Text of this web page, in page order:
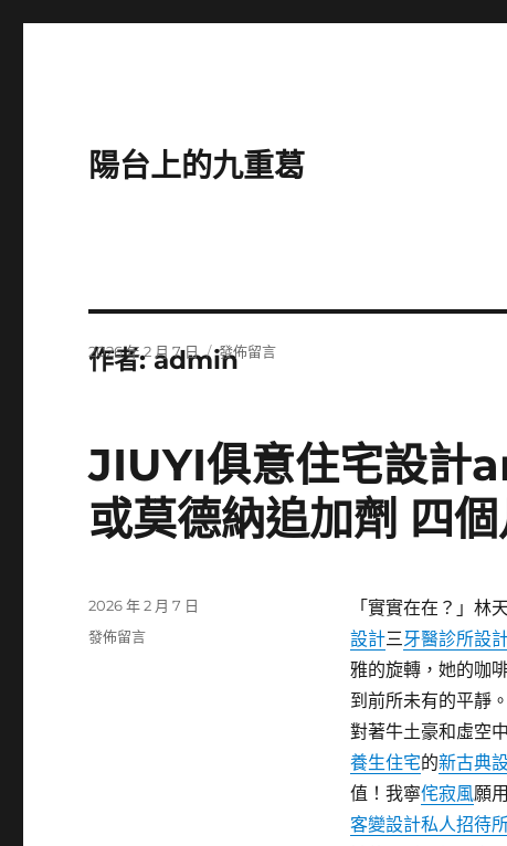
陽台上的九重葛
作者:admin
JIUYI俱意住宅設計
或莫德納追加劑 四
「實實在在？」林
設計三牙醫診所設
雅的旋轉，她的咖
到前所未有的平靜
對著牛土豪和虛空
養生住宅的新古典
值！我寧侘寂風願
客變設計私人招待
發
佈
2026 年 2 月 7 日
在
發佈留言
發
佈
2026 年 2 月 7 日
在
〈假
胃
欠
好
&JIUYI
俱
發佈留言